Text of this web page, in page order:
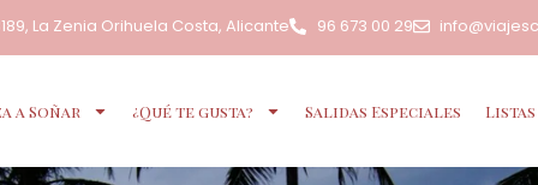
La Zenia Orihuela Costa, Alicante 96 673 00 29
a Soñar ¿Qué te gusta? Salidas Especiales Listas